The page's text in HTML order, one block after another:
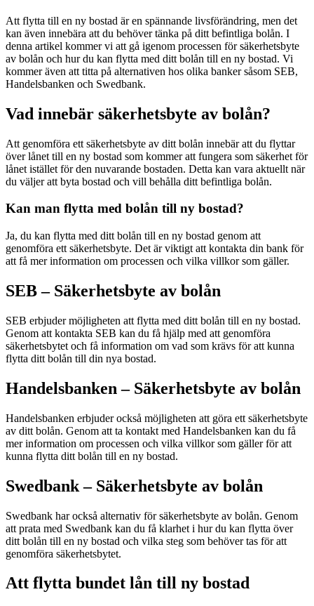
Att flytta till en ny bostad är en spännande livsförändring, men det
kan även innebära att du behöver tänka på ditt befintliga bolån. I
denna artikel kommer vi att gå igenom processen för säkerhetsbyte
av bolån och hur du kan flytta med ditt bolån till en ny bostad. Vi
kommer även att titta på alternativen hos olika banker såsom SEB,
Handelsbanken och Swedbank.
Vad innebär säkerhetsbyte av bolån?
Att genomföra ett säkerhetsbyte av ditt bolån innebär att du flyttar
över lånet till en ny bostad som kommer att fungera som säkerhet för
lånet istället för den nuvarande bostaden. Detta kan vara aktuellt när
du väljer att byta bostad och vill behålla ditt befintliga bolån.
Kan man flytta med bolån till ny bostad?
Ja, du kan flytta med ditt bolån till en ny bostad genom att
genomföra ett säkerhetsbyte. Det är viktigt att kontakta din bank för
att få mer information om processen och vilka villkor som gäller.
SEB – Säkerhetsbyte av bolån
SEB erbjuder möjligheten att flytta med ditt bolån till en ny bostad.
Genom att kontakta SEB kan du få hjälp med att genomföra
säkerhetsbytet och få information om vad som krävs för att kunna
flytta ditt bolån till din nya bostad.
Handelsbanken – Säkerhetsbyte av bolån
Handelsbanken erbjuder också möjligheten att göra ett säkerhetsbyte
av ditt bolån. Genom att ta kontakt med Handelsbanken kan du få
mer information om processen och vilka villkor som gäller för att
kunna flytta ditt bolån till en ny bostad.
Swedbank – Säkerhetsbyte av bolån
Swedbank har också alternativ för säkerhetsbyte av bolån. Genom
att prata med Swedbank kan du få klarhet i hur du kan flytta över
ditt bolån till en ny bostad och vilka steg som behöver tas för att
genomföra säkerhetsbytet.
Att flytta bundet lån till ny bostad